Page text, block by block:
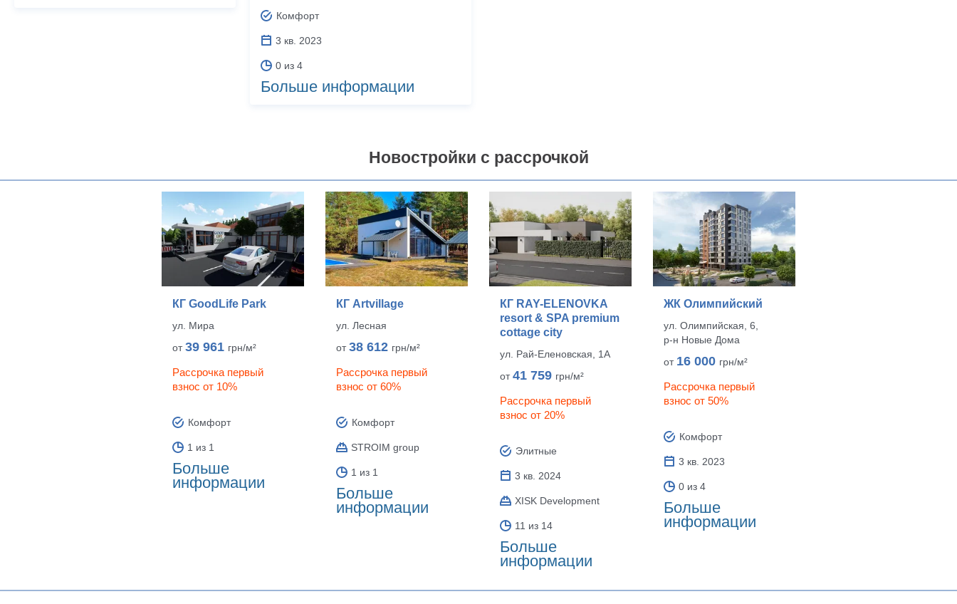
Комфорт
3 кв. 2023
0 из 4
Больше информации
Новостройки с рассрочкой
КГ GoodLife Park
ул. Мира
от39 961 грн/м²
Рассрочка первый
взнос от 10%
Комфорт
1 из 1
Больше
информации
КГ Artvillage
ул. Лесная
от38 612 грн/м²
Рассрочка первый
взнос от 60%
Комфорт
STROIM group
1 из 1
Больше
информации
КГ RAY-ELENOVKA
resort & SPA premium
cottage city
ул. Рай-Еленовская, 1А
от41 759 грн/м²
Рассрочка первый
взнос от 20%
Элитные
3 кв. 2024
XISK Development
11 из 14
Больше
информации
ЖК Олимпийский
ул. Олимпийская, 6,
р‑н Новые Дома
от 16 000 грн/м²
Рассрочка первый
взнос от 50%
Комфорт
3 кв. 2023
0 из 4
Больше
информации